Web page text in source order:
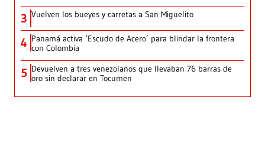
3 Vuelven los bueyes y carretas a San Miguelito
4 Panamá activa ‘Escudo de Acero’ para blindar la frontera
con Colombia
5 Devuelven a tres venezolanos que llevaban 76 barras de
oro sin declarar en Tocumen